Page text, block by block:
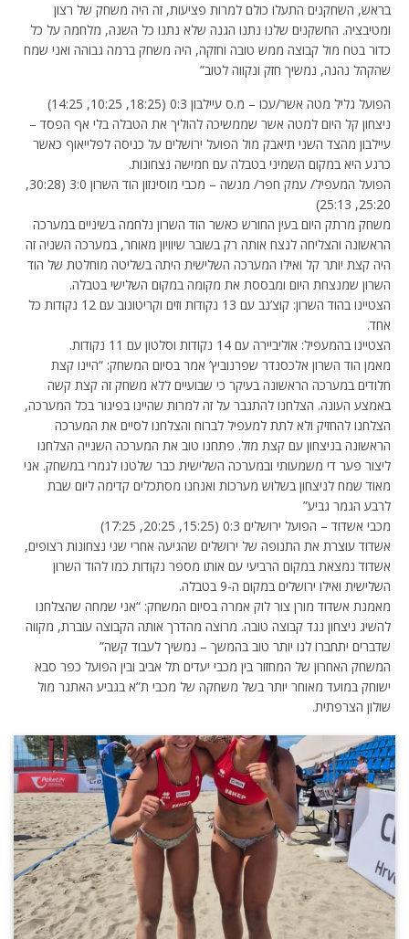
בראש, השחקנים התעלו כולם למרות פציעות, זה היה משחק של רצון
ומטיבציה. החשקנים שלנו נתנו הגנה שלא נתנו כל השנה, מלחמה על כל
כדור בטח מול קבוצה ממש טובה וחזקה, היה משחק ברמה גבוהה ואני שמח
שהקהל נהנה, נמשיך חזק ונקווה לטוב”
הפועל גליל מטה אשר/עכו – מ.ס עיילבון 0:3 (18:25, 10:25, 14:25)
ניצחון קל היום למטה אשר שממשיכה להוליך את הטבלה בלי אף הפסד –
עיילבון מהצד השני תיאבק מול הפועל ירושלים על כניסה לפלייאוף כאשר
כרגע היא במקום השמיני בטבלה עם חמישה נצחונות.
הפועל המעפיל/ עמק חפר/ מנשה – מכבי מוסינזון הוד השרון 3:0 (30:28,
25:20, 25:13)
משחק מרתק היום בעין החורש כאשר הוד השרון נלחמה בשיניים במערכה
הראשונה והצליחה לנצח אותה רק בשובר שיוויון מאוחר, במערכה השניה זה
היה קצת יותר קל ואילו המערכה השלישית היתה בשליטה מוחלטת של הוד
השרון שמנצחת היום ומבססת את מקומה במקום השלישי בטבלה.
הצטיינו בהוד השרון: קוצ’נב עם 13 נקודות וזים וקריטונוב עם 12 נקודות כל
אחד.
הצטיינו בהמעפיל: אוליביירה עם 14 נקודות וסלטון עם 11 נקודות.
מאמן הוד השרון אלכסנדר שפרנוביץ’ אמר בסיום המשחק: “‏היינו קצת
חלודים במערכה הראשונה בעיקר כי שבועיים ללא משחק זה קצת קשה
באמצע העונה. הצלחנו להתגבר על זה למרות שהיינו בפיגור בכל המערכה,
הצלחנו להחזיק ולא לתת למעפיל לברוח והצלחנו לסיים את המערכה
הראשונה בניצחון עם קצת מזל. פתחנו טוב את המערכה השנייה הצלחנו
ליצור פער די משמעותי ובמערכה השלישית כבר שלטנו לגמרי במשחק. אני‏
מאוד שמח לניצחון בשלוש מערכות ואנחנו מסתכלים קדימה ליום שבת
לרבע הגמר גביע”
מכבי אשדוד – הפועל ירושלים 0:3 (15:25, 20:25, 17:25)
אשדוד עוצרת את התנופה של ירושלים שהגיעה אחרי שני נצחונות רצופים,
אשדוד נמצאת במקום הרביעי עם אותו מספר נקודות כמו להוד השרון
השלישית ואילו ירושלים במקום ה-9 בטבלה.
מאמנת אשדוד מורן צור לוק אמרה בסיום המשחק: “אני שמחה שהצלחנו
להשיג ניצחון נגד קבוצה טובה. מרוצה מהדרך אותה הקבוצה עוברת, מקווה
שדברים יתחברו לנו יותר טוב בהמשך – נמשיך לעבוד קשה”
המשחק האחרון של המחזור בין מכבי יעדים תל אביב ובין הפועל כפר סבא
ישוחק במועד מאוחר יותר בשל משחקה של מכבי ת”א בגביע האתגר מול
שולון הצרפתית.